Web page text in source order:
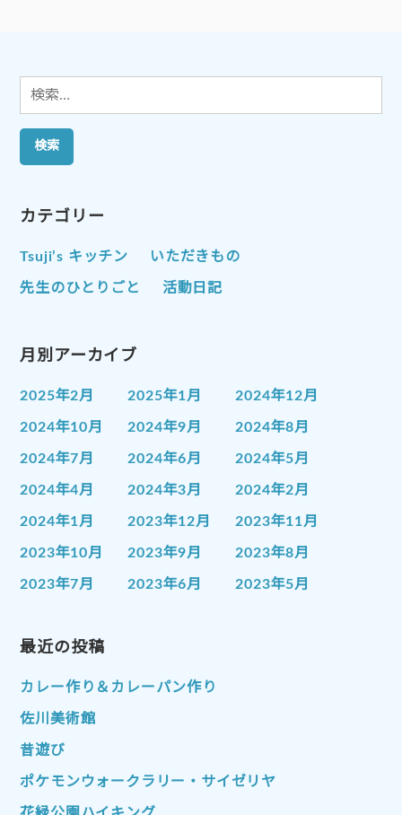
検
索:
カテゴリー
Tsuji’s キッチン いただきもの
先生のひとりごと 活動日記
月別アーカイブ
2025年2月 2025年1月 2024年12月
2024年10月 2024年9月 2024年8月
2024年7月 2024年6月 2024年5月
2024年4月 2024年3月 2024年2月
2024年1月 2023年12月 2023年11月
2023年10月 2023年9月 2023年8月
2023年7月 2023年6月 2023年5月
2023年1月
2022年10月 2022年9月
2022年7月
2022年4月
2022年1月 2021年12月 2021年11月
2021年10月 2021年9月
最近の投稿
カレー作り＆カレーパン作り
佐川美術館
昔遊び
ポケモンウォークラリー・サイゼリヤ